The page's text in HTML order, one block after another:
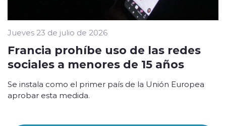
Jueves 23 de julio de 2026
Francia prohíbe uso de las redes
sociales a menores de 15 años
Se instala como el primer país de la Unión Europea
aprobar esta medida.